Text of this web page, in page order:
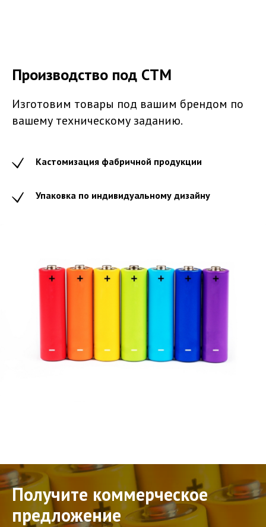
Производство под СТМ
Изготовим товары под вашим брендом по
вашему техническому заданию.
Кастомизация фабричной продукции
Упаковка по индивидуальному дизайну
Получите коммерческое
предложение